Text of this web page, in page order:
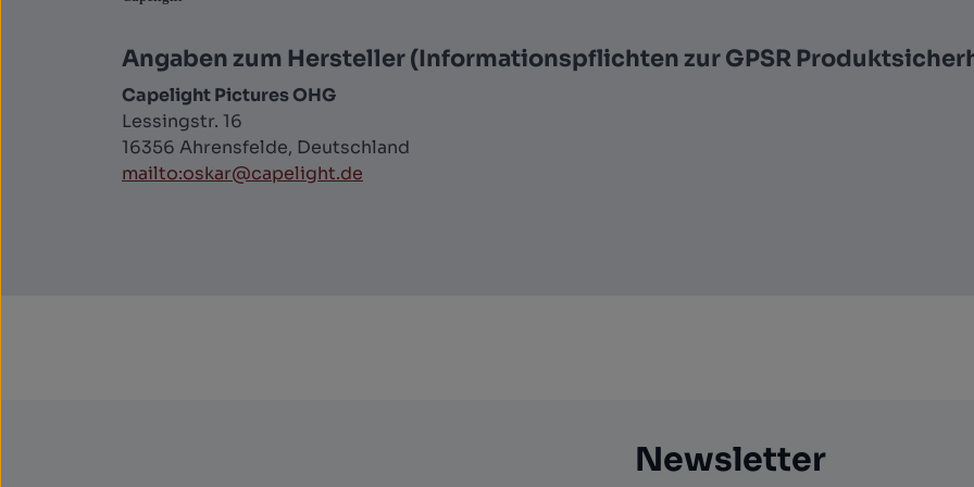
Angaben zum Hersteller (Informationspflichten zur GPSR
Capelight Pictures OHG
Lessingstr. 16
16356 Ahrensfelde, Deutschland
mailto:oskar@capelight.de
Newsletter